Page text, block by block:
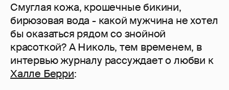
Смуглая кожа, крошечные бикини,
бирюзовая вода - какой мужчина не хотел
бы оказаться рядом со знойной
красоткой? А Николь, тем временем, в
интервью журналу рассуждает о любви к
Халле Берри: